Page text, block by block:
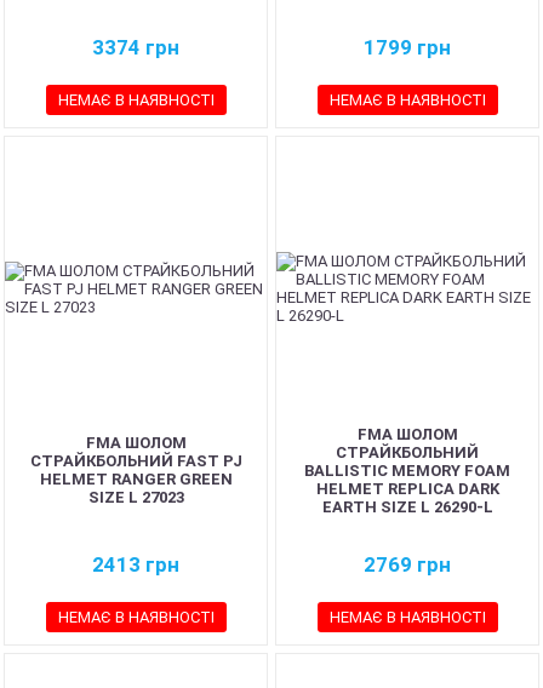
3374 грн
НЕМАЄ В НАЯВНОСТІ
1799 грн
НЕМАЄ В НАЯВНОСТІ
FMA ШОЛОМ
СТРАЙКБОЛЬНИЙ FAST PJ
HELMET RANGER GREEN
SIZE L 27023
2413 грн
НЕМАЄ В НАЯВНОСТІ
FMA ШОЛОМ
СТРАЙКБОЛЬНИЙ
BALLISTIC MEMORY FOAM
HELMET REPLICA DARK
EARTH SIZE L 26290-L
2769 грн
НЕМАЄ В НАЯВНОСТІ